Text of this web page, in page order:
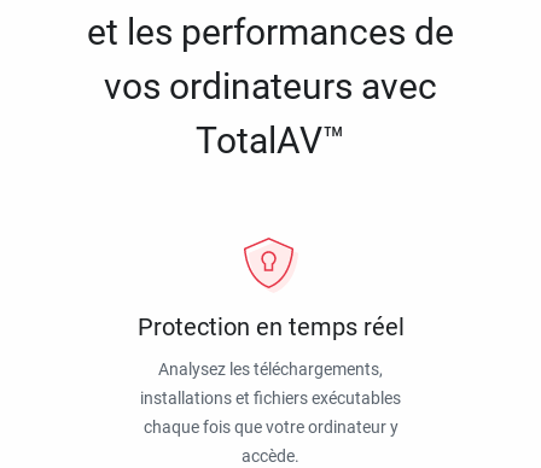
et les performances de
vos ordinateurs avec
TotalAV™
Protection en temps réel
Analysez les téléchargements,
installations et fichiers exécutables
chaque fois que votre ordinateur y
accède.